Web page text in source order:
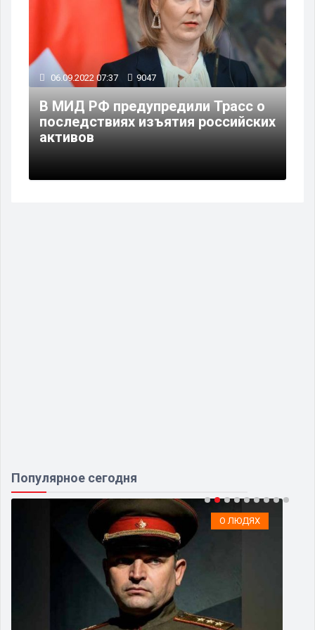
06.09.2022 07:37 9047
В МИД РФ предупредили Трасс о
последствиях изъятия российских
активов
Популярное сегодня
О ЛЮДЯХ